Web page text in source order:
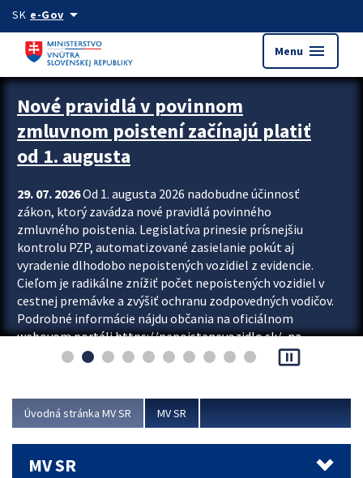
Preskocit na hlavný obsah
SK e-Govarrow_drop_down
Menu menu
Zastavit automatický posun upútavok
Nové pravidlá v povinnom
zmluvnom poistení začínajú platiť
od 1. augusta
29. 07. 2026Od 1. augusta 2026 nadobudne účinnosť
zákon, ktorý zavádza nové pravidlá povinného
zmluvného poistenia. Legislatíva prinesie prísnejšiu
kontrolu PZP, automatizované zasielanie pokút aj
vyradenie dlhodobo nepoistených vozidiel z evidencie.
Cieľom je radikálne znížiť počet nepoistených vozidiel v
cestnej premávke a zvýšiť ochranu zodpovedných vodičov.
Podrobné informácie nájdu občania na oficiálnom
webovom portáli https://nepoistenevozidlo.sk/, na
ktorom od augusta pribudne aj možnosť overiť si...
pause_presentation
Úvodná stránka MV SR MV SR
MV SR